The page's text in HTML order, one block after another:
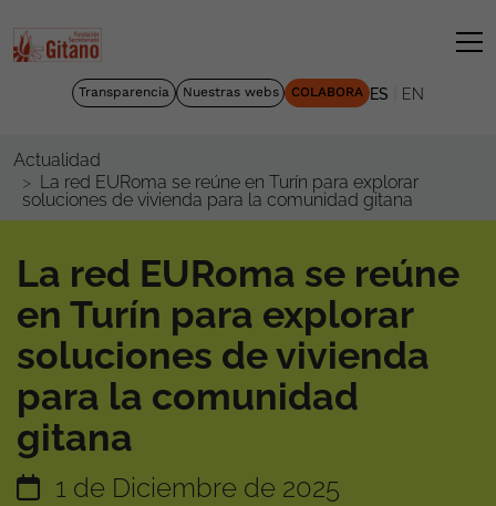
Transparencia Nuestras webs COLABORA ES EN
Actualidad
La red EURoma se reúne en Turín para explorar
soluciones de vivienda para la comunidad gitana
La red EURoma se reúne
en Turín para explorar
soluciones de vivienda
para la comunidad
gitana
1 de Diciembre de 2025